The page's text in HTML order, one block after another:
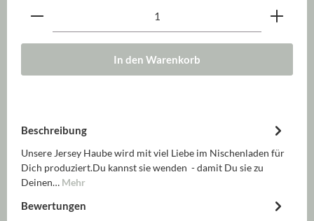
Produkt Anzahl: Gib den gewünschten Wert ein
In den Warenkorb
Beschreibung
Unsere Jersey Haube wird mit viel Liebe im Nischenladen für
Dich produziert.Du kannst sie wenden - damit Du sie zu
Deinen… Mehr
Bewertungen